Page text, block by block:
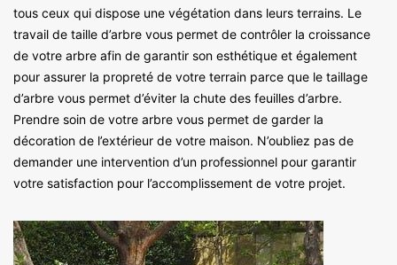
tous ceux qui dispose une végétation dans leurs terrains. Le
travail de taille d’arbre vous permet de contrôler la croissance
de votre arbre afin de garantir son esthétique et également
pour assurer la propreté de votre terrain parce que le taillage
d’arbre vous permet d’éviter la chute des feuilles d’arbre.
Prendre soin de votre arbre vous permet de garder la
décoration de l’extérieur de votre maison. N’oubliez pas de
demander une intervention d’un professionnel pour garantir
votre satisfaction pour l’accomplissement de votre projet.